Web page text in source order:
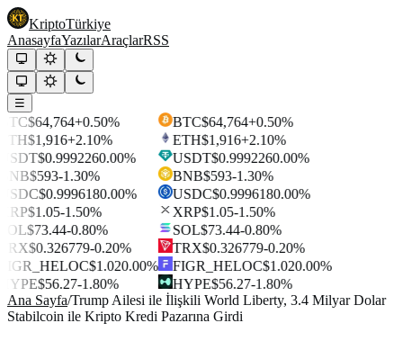
KriptoTürkiye
AnasayfaYazılarAraçlarRSS
☰
$64,764+0.50%
$1,916+2.10%
$0.9992260.00%
$593-1.30%
$0.9996180.00%
$1.05-1.50%
$73.44-0.80%
$0.326779-0.20%
$1.020.00%
$56.27-1.80%
BTC$64,764+0.50%
ETH$1,916+2.10%
USDT$0.9992260.00%
BNB$593-1.30%
USDC$0.9996180.00%
XRP$1.05-1.50%
SOL$73.44-0.80%
TRX$0.326779-0.20%
FIGR_HELOC$1.020.00%
HYPE$56.27-1.80%
Ana Sayfa/Trump Ailesi ile İlişkili World Liberty, 3.4 Milyar Dolar
Stabilcoin ile Kripto Kredi Pazarına Girdi